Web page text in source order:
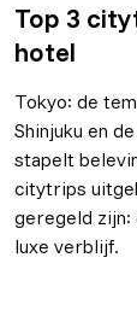
Top 3
hotel
Tokyo: de
Shinjuku en
stapelt
citytrips
geregeld zijn:
luxe verblijf.